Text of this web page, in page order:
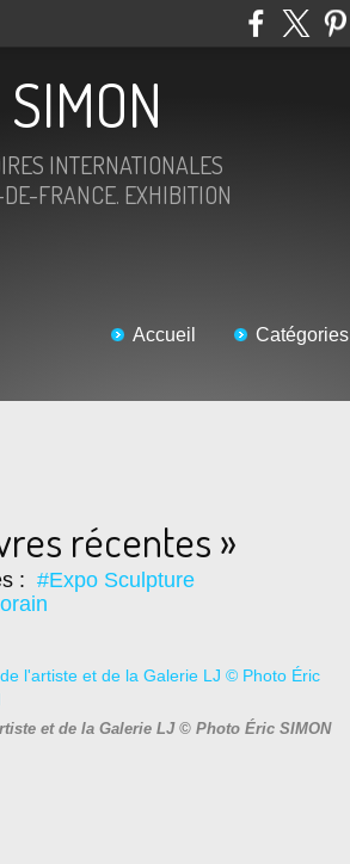
INTERNATIONALES
FRANCE. EXHIBITION
Accueil Catégories
récentes »
: #Expo Sculpture
et de la Galerie LJ © Photo Éric SIMON